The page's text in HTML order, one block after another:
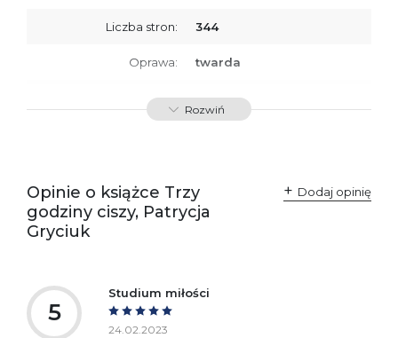
Liczba stron: 344
Oprawa: twarda
ISBN 9788379766468
odpowiedzialne za
zgodność produktu z
przepisami:
ul. Fredry 8
61-701 Poznań
Polska
Ostrzeżenia oraz
informacje dotyczące
bezpieczeństwa:
Załącznik PDF
Rozwiń
Opinie o książce Trzy
godziny ciszy, Patrycja
Gryciuk
Dodaj opinię
5
Studium miłości
24.02.2023